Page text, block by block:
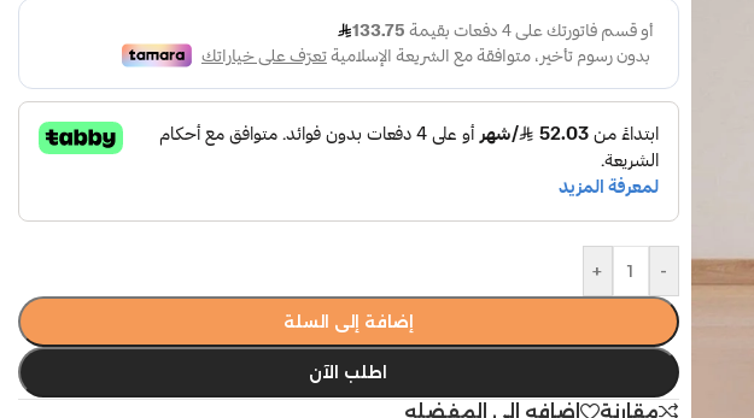
-
+
إضافة إلى السلة
اطلب الآن
مقارنة اضافه الي المفضله